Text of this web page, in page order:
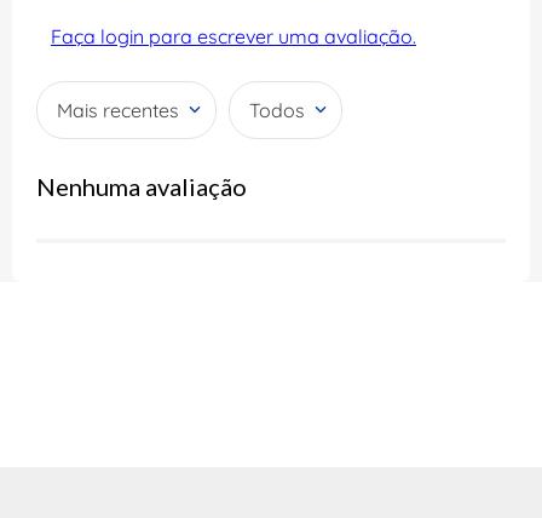
Faça login para escrever uma avaliação.
Mais recentes Todos
Nenhuma avaliação